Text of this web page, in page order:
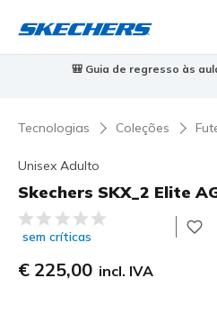
🎒 Guia de regresso às
Tecnologias Coleções
Unisex Adulto
Skechers SKX_2 Elite
5 de 5 – Classificação do
sem críticas
€ 225,00 incl. IVA